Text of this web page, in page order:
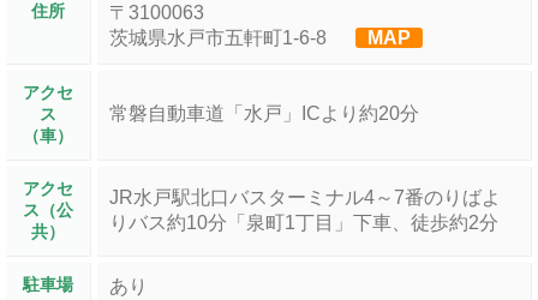
住所
〒3100063
茨城県水戸市五軒町1-6-8
MAP
アクセ
ス
（車）
常磐自動車道「水戸」ICより約20分
アクセ
ス（公
共）
JR水戸駅北口バスターミナル4～7番のりばよ
りバス約10分「泉町1丁目」下車、徒歩約2分
駐車場 あり